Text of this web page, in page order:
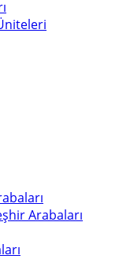
Arabaları